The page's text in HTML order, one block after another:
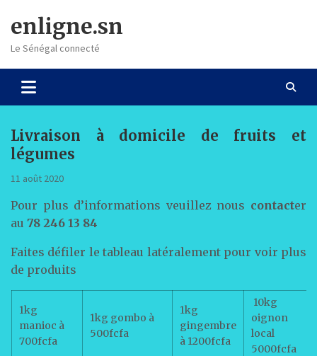
content
enligne.sn
Le Sénégal connecté
Livraison à domicile de fruits et
légumes
11 août 2020
Pour plus d’informations veuillez nous contacter
au 78 246 13 84
Faites défiler le tableau latéralement pour voir plus
de produits
1kg
manioc à
700fcfa
1kg gombo à
500fcfa
1kg
gingembre
à 1200fcfa
10kg
oignon
local
5000fcfa